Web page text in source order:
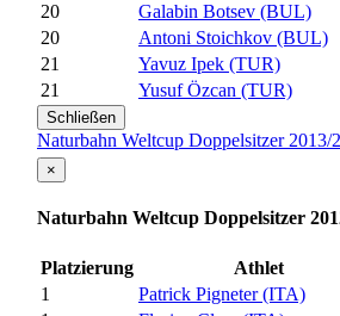
20
Galabin Botsev (BUL)
20
Antoni Stoichkov (BUL)
21
Yavuz Ipek (TUR)
21
Yusuf Özcan (TUR)
Schließen
Naturbahn Weltcup Doppelsitzer 2013/
×
Naturbahn Weltcup Doppelsitzer
Platzierung
Athlet
1
Patrick Pigneter (ITA)